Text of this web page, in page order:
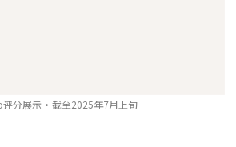
评分展示·截至2025年7月上旬